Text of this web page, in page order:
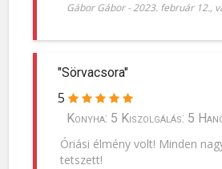
Gábor Gábor-2023. február 12.,
"Sörvacsora"
5
Konyha: 5 Kiszolgálás: 5
Óriási élmény volt! Minden
tetszett!